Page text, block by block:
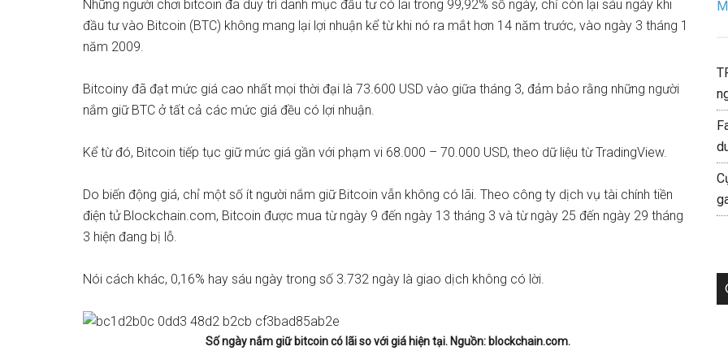
Những người chơi bitcoin đã duy trì danh mục đầu tư có lãi trong 99,92% số ngày, chỉ còn lại sáu ngày khi
đầu tư vào Bitcoin (BTC) không mang lại lợi nhuận kể từ khi nó ra mắt hơn 14 năm trước, vào ngày 3 tháng 1
năm 2009.
Bitcoiny đã đạt mức giá cao nhất mọi thời đại là 73.600 USD vào giữa tháng 3, đảm bảo rằng những người
nắm giữ BTC ở tất cả các mức giá đều có lợi nhuận.
Kể từ đó, Bitcoin tiếp tục giữ mức giá gần với phạm vi 68.000 – 70.000 USD, theo dữ liệu từ TradingView.
Do biến động giá, chỉ một số ít người nắm giữ Bitcoin vẫn không có lãi. Theo công ty dịch vụ tài chính tiền
điện tử Blockchain.com, Bitcoin được mua từ ngày 9 đến ngày 13 tháng 3 và từ ngày 25 đến ngày 29 tháng
3 hiện đang bị lỗ.
Nói cách khác, 0,16% hay sáu ngày trong số 3.732 ngày là giao dịch không có lời.
Số ngày nắm giữ bitcoin có lãi so với giá hiện tại. Nguồn: blockchain.com.